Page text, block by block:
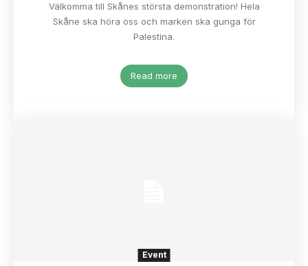
Välkomma till Skånes största demonstration! Hela
Skåne ska höra oss och marken ska gunga för
Palestina.
Read more
Event